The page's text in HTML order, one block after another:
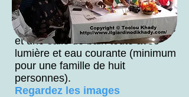
Grâce à la solidarité des amis de
Toolou Khady, nous avons
construit: 3 chambres, une cuisine
et une salle de bain toute avec
lumière et eau courante (minimum
pour une famille de huit
personnes).
Regardez les images